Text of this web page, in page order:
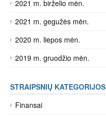
2021 m. birželio mėn.
2021 m. gegužės mėn.
2020 m. liepos mėn.
2019 m. gruodžio mėn.
STRAIPSNIŲ KATEGORIJOS
Finansai